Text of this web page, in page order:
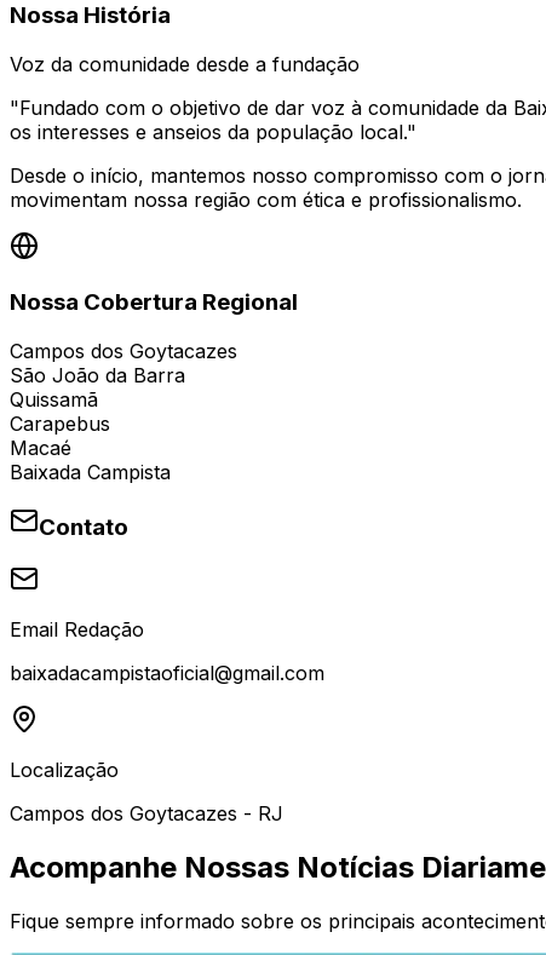
Nossa História
Voz da comunidade desde a fundação
"Fundado com o objetivo de dar voz à comunidade da
os interesses e anseios da população local."
Desde o início, mantemos nosso compromisso com o
movimentam nossa região com ética e profissionalismo.
Nossa Cobertura Regional
Campos dos Goytacazes
São João da Barra
Quissamã
Carapebus
Macaé
Baixada Campista
Contato
Email Redação
baixadacampistaoficial@gmail.com
Localização
Campos dos Goytacazes - RJ
Acompanhe Nossas Notícias
Fique sempre informado sobre os principais